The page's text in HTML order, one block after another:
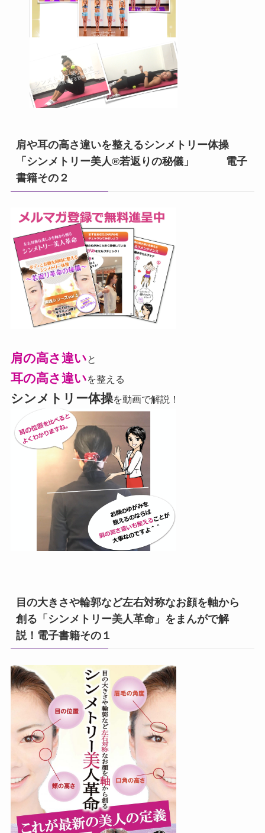
肩や耳の高さ違いを整えるシンメトリー体操
「シンメトリー美人®若返りの秘儀」 電子
書籍その２
肩の高さ違いと
耳の高さ違いを整える
シンメトリー体操を動画で解説！
目の大きさや輪郭など左右対称なお顔を軸から
創る「シンメトリー美人革命」をまんがで解
説！電子書籍その１